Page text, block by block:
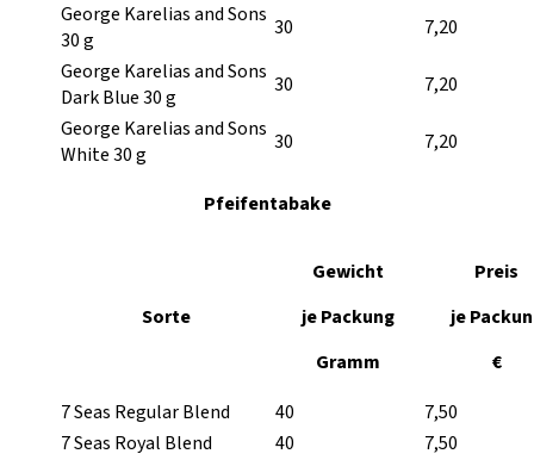
George Karelias and Sons
30 g
30
7,20
George Karelias and Sons
Dark Blue 30 g
30
7,20
George Karelias and Sons
White 30 g
30 7,20
Pfeifentabake
Sorte
Gewicht
je Packung
Gramm
Preis
je
€
7 Seas Regular Blend
40
7,50
7 Seas Royal Blend
40
7,50